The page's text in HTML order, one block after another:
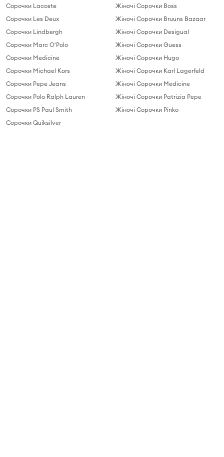
Сорочки Lacoste
Сорочки Les Deux
Сорочки Lindbergh
Сорочки Marc O'Polo
Сорочки Medicine
Сорочки Michael Kors
Сорочки Pepe Jeans
Сорочки Polo Ralph Lauren
Сорочки PS Paul Smith
Сорочки Quiksilver
Жіночі Сорочки Boss
Жіночі Сорочки Bruuns Bazaar
Жіночі Сорочки Desigual
Жіночі Сорочки Guess
Жіночі Сорочки Hugo
Жіночі Сорочки Karl Lagerfeld
Жіночі Сорочки Medicine
Жіночі Сорочки Patrizia Pepe
Жіночі Сорочки Pinko